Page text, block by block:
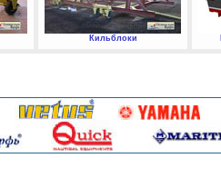
Кильблоки